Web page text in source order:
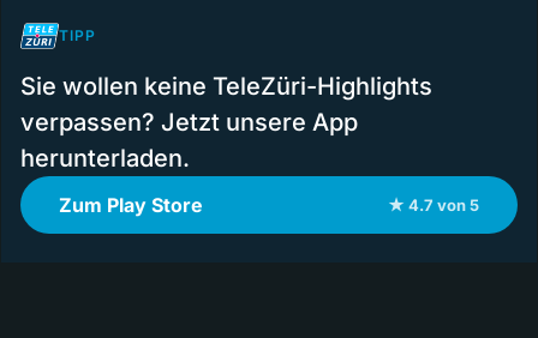
TIPP
Sie wollen keine TeleZüri-Highlights
verpassen? Jetzt unsere App
herunterladen.
Zum Play Store ★ 4.7 von 5